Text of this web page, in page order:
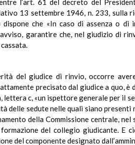
l’art. 61 del decreto del
13 settembre 1946, n. 233, sulla
che «In caso di assenza o
garantire che, nel giudizio di
del giudice di rinvio, occorre
precisato dal giudice a quo,
lettera c, «un ispettore generale per il
delle sedute nelle quali siano presenti
della Commissione centrale,
del collegio giudicante. E
del componente designato